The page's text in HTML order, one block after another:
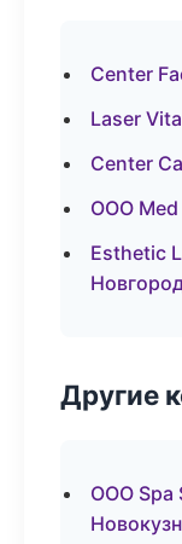
Center
Laser
Center
ООО Med
Esthetic
Другие
ООО Spa